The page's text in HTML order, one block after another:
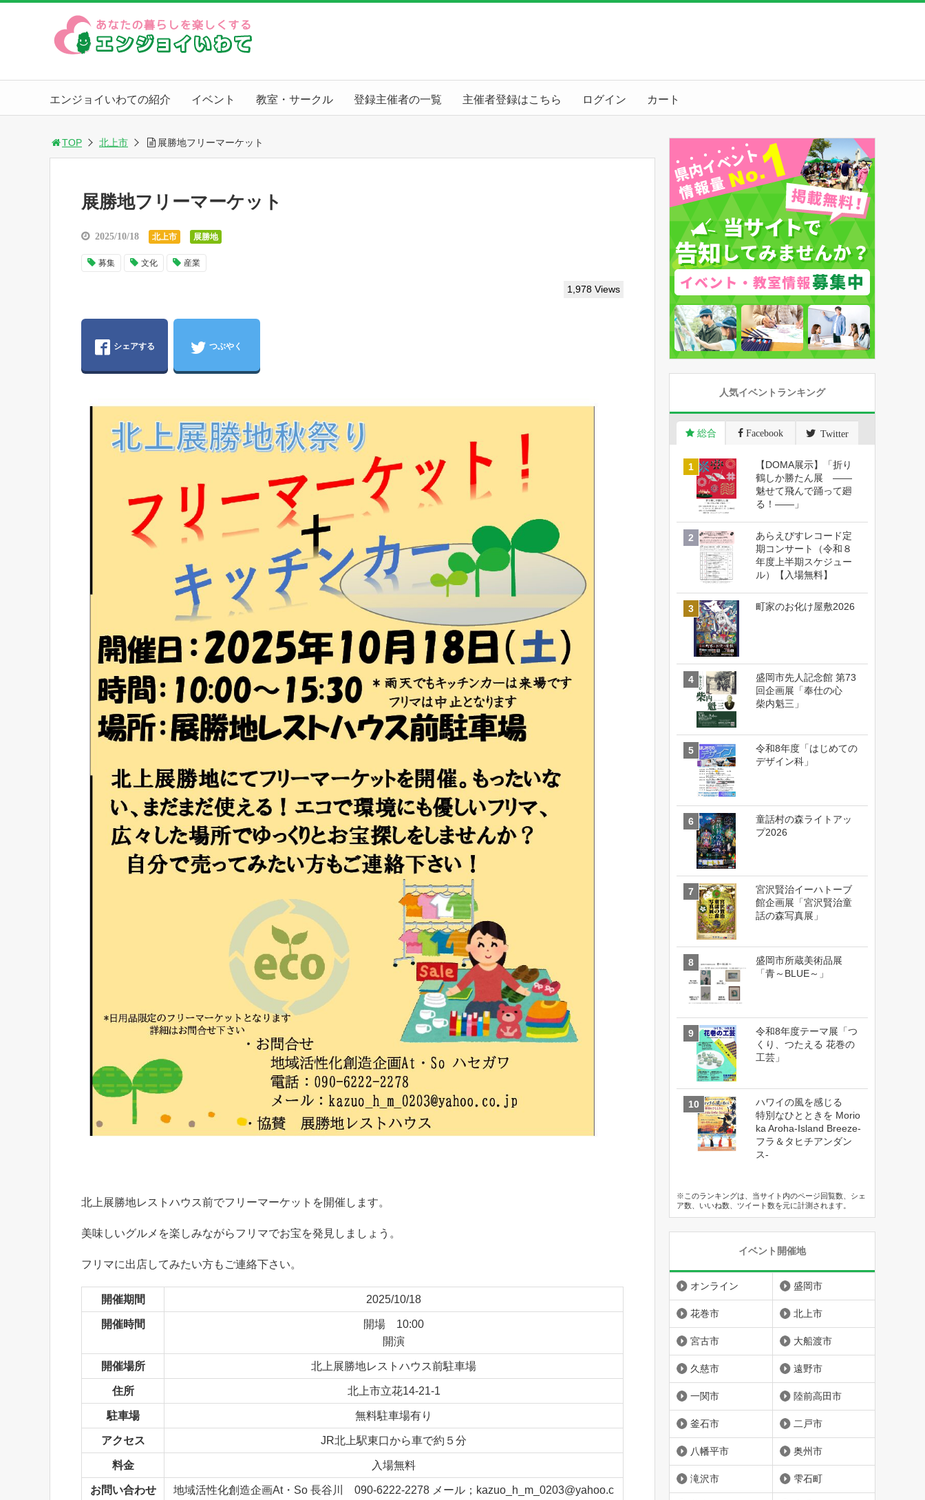
エンジョイいわての紹介 イベント 教室・サークル 登録主催者の一覧 主催者登録はこちら ログイン カート
TOP 北上市 展勝地フリーマーケット
展勝地フリーマーケット
2025/10/18 北上市 展勝地
募集 文化 産業
1,978 Views
シェアする つぶやく
北上展勝地レストハウス前でフリーマーケットを開催します。
美味しいグルメを楽しみながらフリマでお宝を発見しましょう。
フリマに出店してみたい方もご連絡下さい。
開催期間 2025/10/18
開催時間
開場 10:00
開演
開催場所 北上展勝地レストハウス前駐車場
住所 北上市立花14-21-1
駐車場 無料駐車場有り
アクセス JR北上駅東口から車で約５分
料金 入場無料
お問い合わせ
地域活性化創造企画At・So 長谷川 090-6222-2278 メール；kazuo_h_m_0203@yahoo.c
人気イベントランキング
総合 Facebook Twitter
【DOMA展示】「折り
鶴しか勝たん展 ――
魅せて飛んで踊って廻
る！――」
あらえびすレコード定
期コンサート（令和８
年度上半期スケジュー
ル）【入場無料】
町家のお化け屋敷2026
盛岡市先人記念館 第73
回企画展「奉仕の心
柴内魁三」
令和8年度「はじめての
デザイン科」
童話村の森ライトアッ
プ2026
宮沢賢治イーハトーブ
館企画展「宮沢賢治童
話の森写真展」
盛岡市所蔵美術品展
「青～BLUE～」
令和8年度テーマ展「つ
くり、つたえる 花巻の
工芸」
ハワイの風を感じる
特別なひとときを Morio
ka Aroha-Island Breeze-
フラ＆タヒチアンダン
ス-
※このランキングは、当サイト内のページ回覧数、シェ
ア数、いいね数、ツイート数を元に計測されます。
イベント開催地
オンライン 盛岡市
花巻市 北上市
宮古市 大船渡市
久慈市 遠野市
一関市 陸前高田市
釜石市 二戸市
八幡平市 奥州市
滝沢市 雫石町